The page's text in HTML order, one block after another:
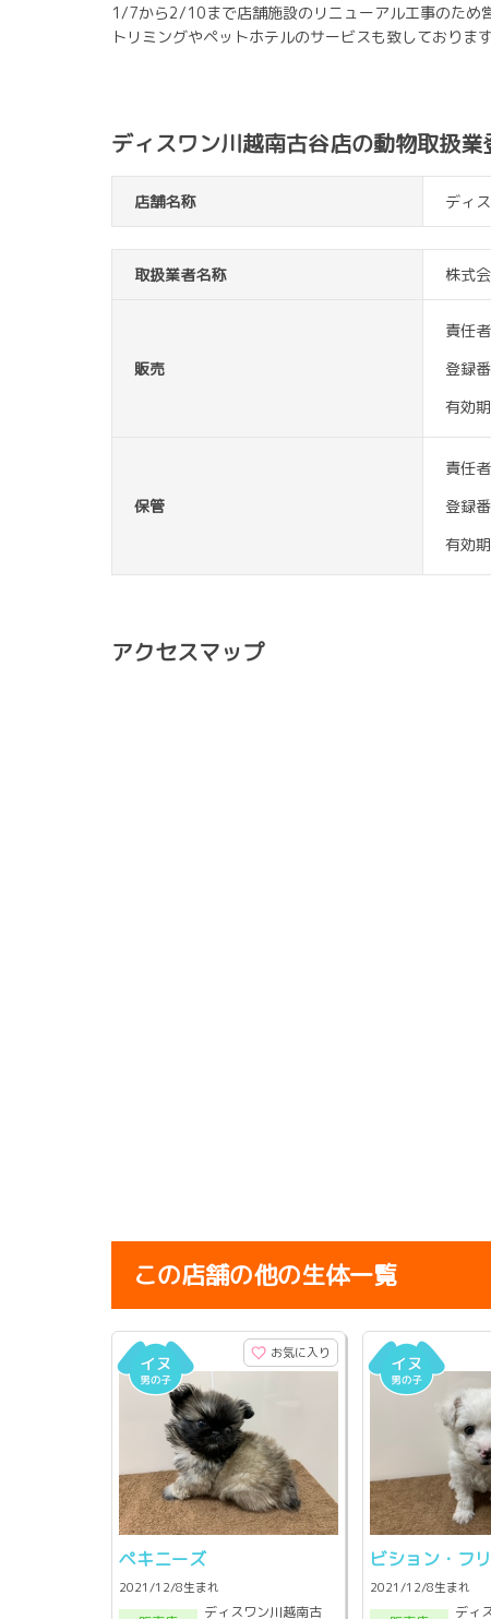
1/7から2/10まで店舗施設のリニューアル工事のため
トリミングやペットホテルのサービスも致しております
ディスワン川越南古谷店の動物取扱業
店舗名称 ディ
取扱業者名称 株式
販売
責任
登録
有効
保管
責任
登録
有効
アクセスマップ
この店舗の他の生体一覧
お気に入り
ペキニーズ
2021/12/8生まれ
ディスワン川越南古
ビション・フ
2021/12/8生まれ
ディ